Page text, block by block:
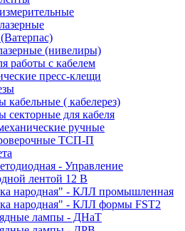
(нивелиры)
работы с кабелем
пресс-клещи
( кабелерез)
для кабеля
ручные
ТСП-П
- Управление
лентой 12 В
народная" - КЛЛ промышленная
народная" - КЛЛ формы FST2
лампы - ДНаТ